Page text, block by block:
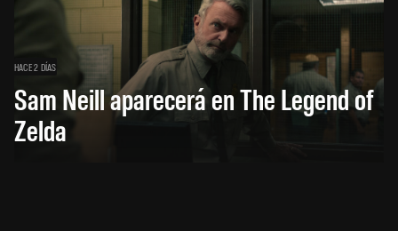
HACE 2 DÍAS
Sam Neill aparecerá en The Legend of
Zelda